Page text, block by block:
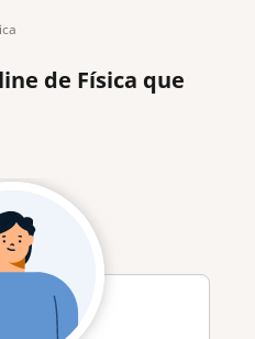
de Física que